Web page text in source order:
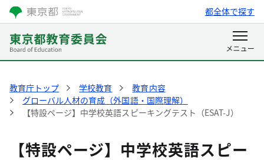
都全体で探す
教育庁トップ 学校教育
教育内容
グローバル人材の育成（外国語・国際理解）
【特設ページ】中学校英語スピーキングテスト（ESAT-J）
【特設ページ】中学校英語スピー